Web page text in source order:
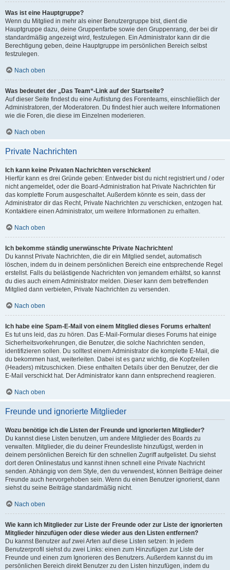
Was ist eine Hauptgruppe?
Wenn du Mitglied in mehr als einer Benutzergruppe bist, dient die
Hauptgruppe dazu, deine Gruppenfarbe sowie den Gruppenrang, der bei dir
standardmäßig angezeigt wird, festzulegen. Ein Administrator kann dir die
Berechtigung geben, deine Hauptgruppe im persönlichen Bereich selbst
festzulegen.
Nach oben
Was bedeutet der „Das Team“-Link auf der Startseite?
Auf dieser Seite findest du eine Auflistung des Forenteams, einschließlich der
Administratoren, der Moderatoren. Du findest hier auch weitere Informationen
wie die Foren, die diese im Einzelnen moderieren.
Nach oben
Private Nachrichten
Ich kann keine Privaten Nachrichten verschicken!
Hierfür kann es drei Gründe geben: Entweder bist du nicht registriert und / oder
nicht angemeldet, oder die Board-Administration hat Private Nachrichten für
das komplette Forum ausgeschaltet. Außerdem könnte es sein, dass der
Administrator dir das Recht, Private Nachrichten zu verschicken, entzogen hat.
Kontaktiere einen Administrator, um weitere Informationen zu erhalten.
Nach oben
Ich bekomme ständig unerwünschte Private Nachrichten!
Du kannst Private Nachrichten, die dir ein Mitglied sendet, automatisch
löschen, indem du in deinem persönlichen Bereich eine entsprechende Regel
erstellst. Falls du belästigende Nachrichten von jemandem erhältst, so kannst
du dies auch einem Administrator melden. Dieser kann dem betreffenden
Mitglied dann verbieten, Private Nachrichten zu versenden.
Nach oben
Ich habe eine Spam-E-Mail von einem Mitglied dieses Forums erhalten!
Es tut uns leid, das zu hören. Das E-Mail-Formular dieses Forums hat einige
Sicherheitsvorkehrungen, die Benutzer, die solche Nachrichten senden,
identifizieren sollen. Du solltest einem Administrator die komplette E-Mail, die
du bekommen hast, weiterleiten. Dabei ist es ganz wichtig, die Kopfzeilen
(Headers) mitzuschicken. Diese enthalten Details über den Benutzer, der die
E-Mail verschickt hat. Der Administrator kann dann entsprechend reagieren.
Nach oben
Freunde und ignorierte Mitglieder
Wozu benötige ich die Listen der Freunde und ignorierten Mitglieder?
Du kannst diese Listen benutzen, um andere Mitglieder des Boards zu
verwalten. Mitglieder, die du deiner Freundesliste hinzufügst, werden in
deinem persönlichen Bereich für den schnellen Zugriff aufgelistet. Du siehst
dort deren Onlinestatus und kannst ihnen schnell eine Private Nachricht
senden. Abhängig von dem Style, den du verwendest, können Beiträge deiner
Freunde auch hervorgehoben sein. Wenn du einen Benutzer ignorierst, dann
siehst du seine Beiträge standardmäßig nicht.
Nach oben
Wie kann ich Mitglieder zur Liste der Freunde oder zur Liste der ignorierten
Mitglieder hinzufügen oder diese wieder aus den Listen entfernen?
Du kannst Benutzer auf zwei Arten auf diese Listen setzen: In jedem
Benutzerprofil siehst du zwei Links: einen zum Hinzufügen zur Liste der
Freunde und einen zum Ignorieren des Benutzers. Außerdem kannst du im
persönlichen Bereich direkt Benutzer zu den Listen hinzufügen, indem du